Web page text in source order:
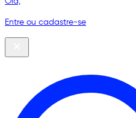
Entre ou cadastre-se